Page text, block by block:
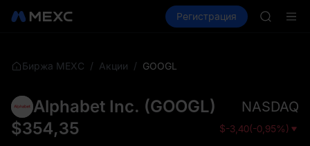
Рынки Спот Фьючерсы
Регистрация
AAOI
SKYAI
Биржа MEXC / Акции / GOOGL
Alphabet Inc. (GOOGL) NASDAQ
$354,35 $-3,40(-0,95%)